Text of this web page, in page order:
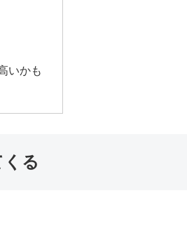
いかも
る